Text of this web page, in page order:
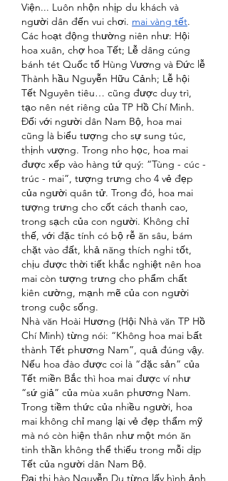
Viện... Luôn nhộn nhịp du khách và
người dân đến vui chơi. mai vàng tết.
Các hoạt động thường niên như: Hội
hoa xuân, chợ hoa Tết; Lễ dâng cúng
bánh tét Quốc tổ Hùng Vương và Đức lễ
Thành hầu Nguyễn Hữu Cảnh; Lễ hội
Tết Nguyên tiêu… cũng được duy trì,
tạo nên nét riêng của TP Hồ Chí Minh.
Đối với người dân Nam Bộ, hoa mai
cũng là biểu tượng cho sự sung túc,
thịnh vượng. Trong nho học, hoa mai
được xếp vào hàng tứ quý: “Tùng - cúc -
trúc - mai”, tượng trưng cho 4 vẻ đẹp
của người quân tử. Trong đó, hoa mai
tượng trưng cho cốt cách thanh cao,
trong sạch của con người. Không chỉ
thế, với đặc tính có bộ rễ ăn sâu, bám
chặt vào đất, khả năng thích nghi tốt,
chịu được thời tiết khắc nghiệt nên hoa
mai còn tượng trưng cho phẩm chất
kiên cường, mạnh mẽ của con người
trong cuộc sống.
Nhà văn Hoài Hương (Hội Nhà văn TP Hồ
Chí Minh) từng nói: “Không hoa mai bất
thành Tết phương Nam”, quả đúng vậy.
Nếu hoa đào được coi là “đặc sản” của
Tết miền Bắc thì hoa mai được ví như
“sứ giả” của mùa xuân phương Nam.
Trong tiềm thức của nhiều người, hoa
mai không chỉ mang lại vẻ đẹp thẩm mỹ
mà nó còn hiện thân như một món ăn
tinh thần không thể thiếu trong mỗi dịp
Tết của người dân Nam Bộ.
Đại thi hào Nguyễn Du từng lấy hình ảnh